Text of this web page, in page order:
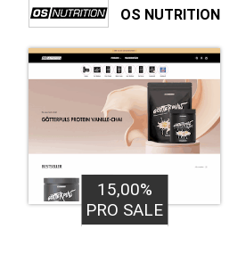
OS NUTRITION
15,00%
PRO SALE